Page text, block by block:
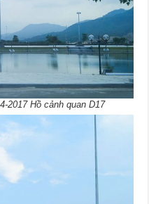
2017 Hồ cảnh quan D17